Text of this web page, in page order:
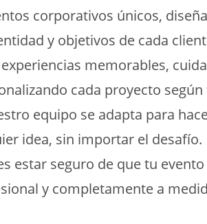
corporativos únicos,
y objetivos de cada
memorables,
cada proyecto según
equipo se adapta para
idea, sin importar el desafío.
estar seguro de que tu evento
y completamente a